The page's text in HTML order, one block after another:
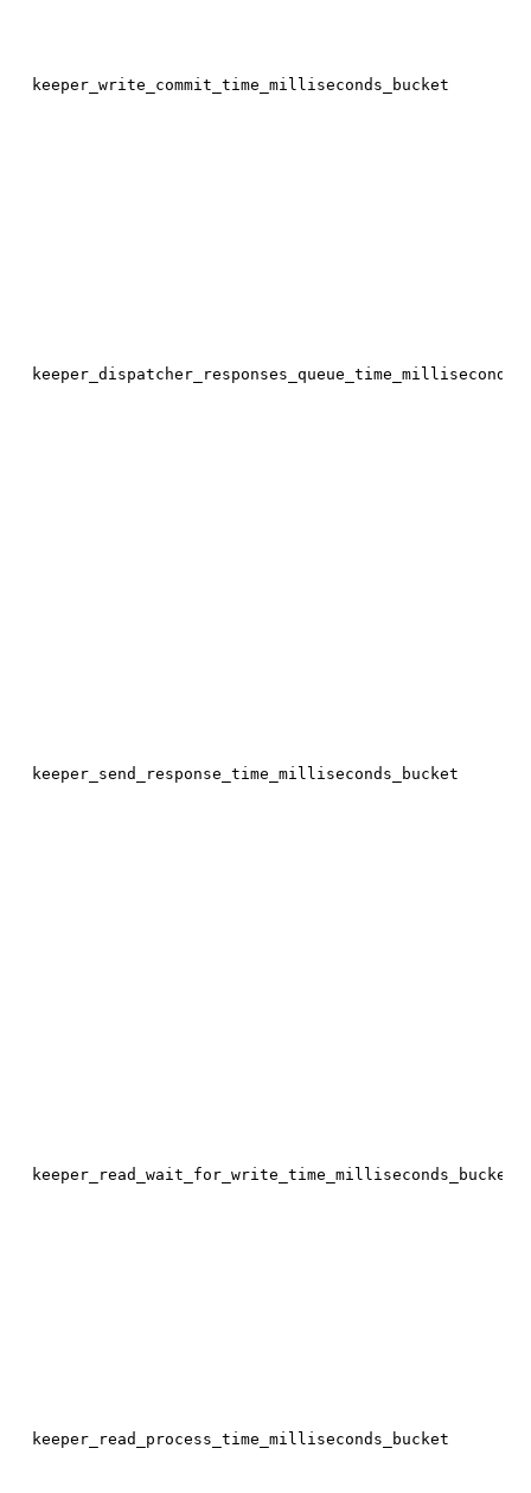
keeper_write_commit_time_milliseconds_bucket
keeper_send_response_time_milliseconds_bucket
keeper_read_wait_for_write_time_milliseconds_bucket
keeper_read_process_time_milliseconds_bucket